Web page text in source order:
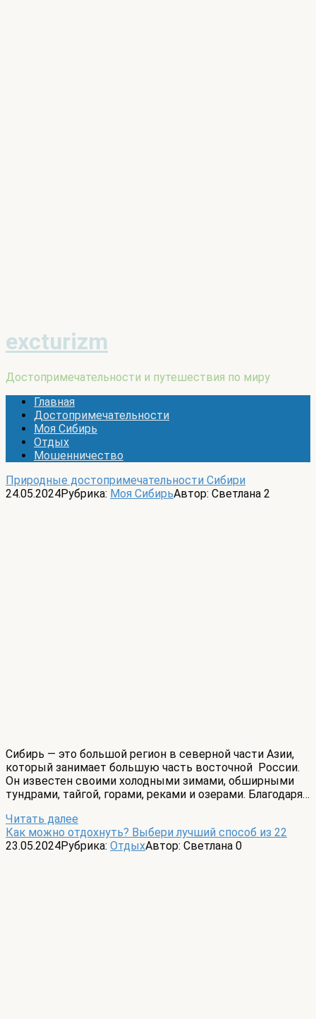
excturizm
Достопримечательности и путешествия по миру
Главная
Достопримечательности
Моя Сибирь
Отдых
Мошенничество
Природные достопримечательности Сибири
24.05.2024Рубрика: Моя СибирьАвтор: Светлана 2
Сибирь — это большой регион в северной части Азии,
который занимает большую часть восточной России.
Он известен своими холодными зимами, обширными
тундрами, тайгой, горами, реками и озерами. Благодаря…
Читать далее
Как можно отдохнуть? Выбери лучший способ из 22
23.05.2024Рубрика: ОтдыхАвтор: Светлана 0